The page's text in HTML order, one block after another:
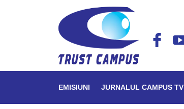
EMISIUNI JURNALUL CAMPUS TV